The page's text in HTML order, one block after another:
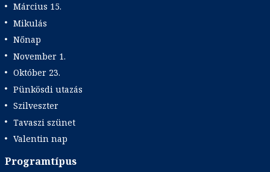
Március 15.
Mikulás
Nőnap
November 1.
Október 23.
Pünkösdi utazás
Szilveszter
Tavaszi szünet
Valentin nap
Programtípus